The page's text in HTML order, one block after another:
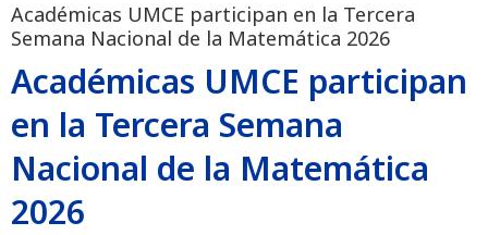
Académicas UMCE participan en la Tercera
Semana Nacional de la Matemática 2026
Académicas UMCE participan
en la Tercera Semana
Nacional de la Matemática
2026